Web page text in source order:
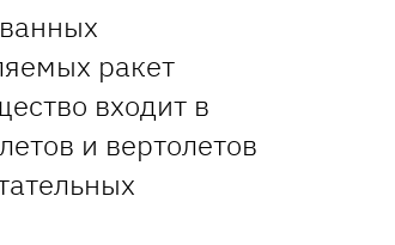
ракет
входит в
и вертолетов